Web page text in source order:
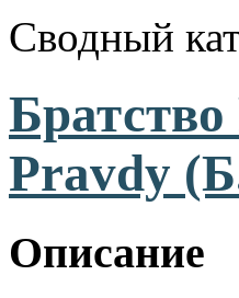
Сводный
Pravdy
Описание